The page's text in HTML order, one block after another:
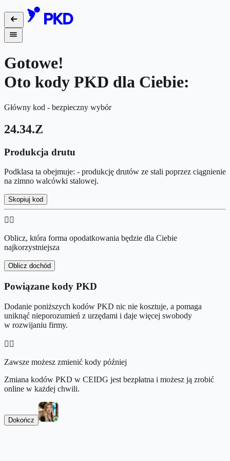
Gotowe!
Oto kody PKD dla Ciebie:
Główny kod - bezpieczny wybór
24.34.Z
Produkcja drutu
Podklasa ta obejmuje: - produkcję drutów ze stali poprzez ciągnienie
na zimno walcówki stalowej.
Skopiuj kod
👉🏻
Oblicz, która forma opodatkowania będzie dla Ciebie
najkorzystniejsza
Oblicz dochód
Powiązane kody PKD
Dodanie poniższych kodów PKD nic nie kosztuje, a pomaga
uniknąć nieporozumień z urzędami i daje więcej swobody
w rozwijaniu firmy.
👉🏻
Zawsze możesz zmienić kody później
Zmiana kodów PKD w CEIDG jest bezpłatna i możesz ją zrobić
online w każdej chwili.
Dokończ